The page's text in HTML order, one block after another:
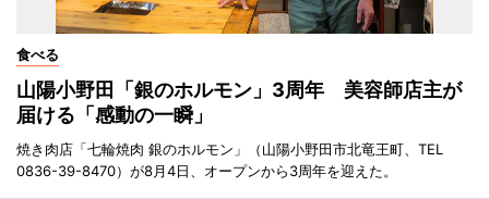
食べる
山陽小野田「銀のホルモン」3周年 美容師店主が
届ける「感動の一瞬」
焼き肉店「七輪焼肉 銀のホルモン」（山陽小野田市北竜王町、TEL
0836-39-8470）が8月4日、オープンから3周年を迎えた。